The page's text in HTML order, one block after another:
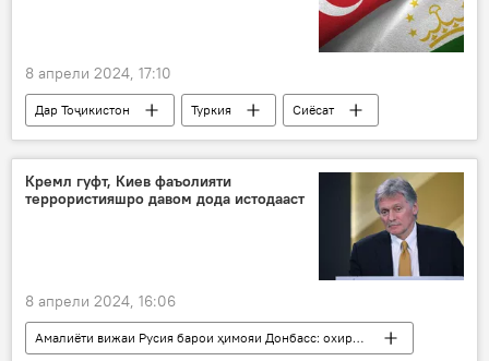
8 апрели 2024, 17:10
Дар Тоҷикистон Туркия
Сиёсат
ҳамлаи террористӣ
виза
раводид
боздид
Кремл гуфт, Киев фаъолияти
террористияшро давом дода истодааст
8 апрели 2024, 16:06
Амалиёти вижаи Русия барои ҳимояи Донбасс: охирин хабарҳо